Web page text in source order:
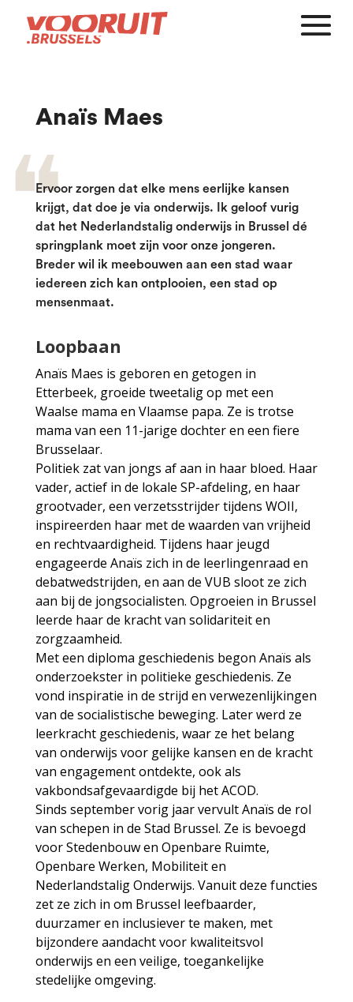
Anaïs Maes
Ervoor zorgen dat elke mens eerlijke kansen
krijgt, dat doe je via onderwijs. Ik geloof vurig
dat het Nederlandstalig onderwijs in Brussel dé
springplank moet zijn voor onze jongeren.
Breder wil ik meebouwen aan een stad waar
iedereen zich kan ontplooien, een stad op
mensenmaat.
Loopbaan
Anaïs Maes is geboren en getogen in
Etterbeek, groeide tweetalig op met een
Waalse mama en Vlaamse papa. Ze is trotse
mama van een 11-jarige dochter en een fiere
Brusselaar.
Politiek zat van jongs af aan in haar bloed. Haar
vader, actief in de lokale SP-afdeling, en haar
grootvader, een verzetsstrijder tijdens WOII,
inspireerden haar met de waarden van vrijheid
en rechtvaardigheid. Tijdens haar jeugd
engageerde Anaïs zich in de leerlingenraad en
debatwedstrijden, en aan de VUB sloot ze zich
aan bij de jongsocialisten. Opgroeien in Brussel
leerde haar de kracht van solidariteit en
zorgzaamheid.
Met een diploma geschiedenis begon Anaïs als
onderzoekster in politieke geschiedenis. Ze
vond inspiratie in de strijd en verwezenlijkingen
van de socialistische beweging. Later werd ze
leerkracht geschiedenis, waar ze het belang
van onderwijs voor gelijke kansen en de kracht
van engagement ontdekte, ook als
vakbondsafgevaardigde bij het ACOD.
Sinds september vorig jaar vervult Anaïs de rol
van schepen in de Stad Brussel. Ze is bevoegd
voor Stedenbouw en Openbare Ruimte,
Openbare Werken, Mobiliteit en
Nederlandstalig Onderwijs. Vanuit deze functies
zet ze zich in om Brussel leefbaarder,
duurzamer en inclusiever te maken, met
bijzondere aandacht voor kwaliteitsvol
onderwijs en een veilige, toegankelijke
stedelijke omgeving.